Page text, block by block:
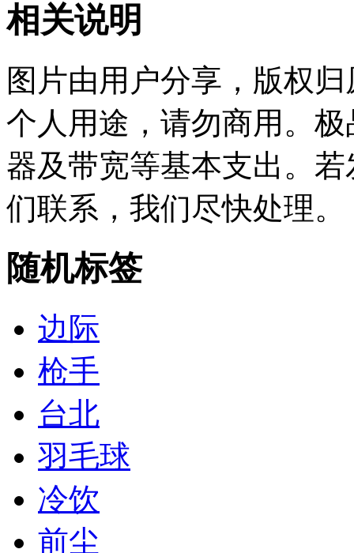
相关说明
图片由用户分享，版权
个人用途，请勿商用。
器及带宽等基本支出。
们联系，我们尽快处理。
随机标签
边际
枪手
台北
羽毛球
冷饮
前尘